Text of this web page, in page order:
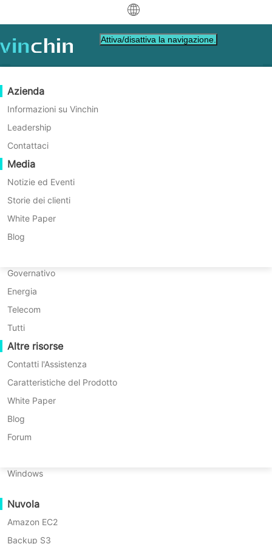
Download Supporto
中文
Protezione dei Dati
Backup & Recovery
Replicazione in tempo reale
Protezione Continua dei Dati
Copia fuori sede
Archiviazione
Orchestrazione dei Lavori
Mobilità dei Carichi di Lavoro
Migrazione V2V
Migrazione P2P
Migrazione C2C
Migrazione C2V
Migrazione P2C
Recoveribilità
Verifica del Recupero della VM
Verifica del Recupero del Sistema Operativo
Sicurezza dei Dati
Backup nel Cloud
Conformità GDPR
Virtuale
VMware
Hyper-V
Proxmox
XCP-ng
oVirt
H3C CAS/UIS
ZStack
Sangfor HCI
Huawei FusionCompute
Red Hat Virtualization
Oracle OLVM
XenServer/Citrix Hypervisor
KayGrid
InCloud Sphere
Arcfra
FusionOne Compute
NexaVM
Server fisico
Windows
Nuvola
Amazon EC2
Backup S3
Risorse di supporto
Base di conoscenza
Video su come fare
Centro di assistenza
Eventi in diretta
Webinars
Demo dal vivo
Storie dei clienti
Servizi IT
Governativo
Energia
Telecom
Tutti
Altre risorse
Contatti l'Assistenza
Caratteristiche del Prodotto
White Paper
Blog
Forum
Guida all'acquisto
Impara come acquistare
Politica di licenza
Domande frequenti
Contatto
Richiedi un preventivo
Diventa un Partner
Programma Partner
Diventa un Partner
Trova un partner
Trova un partner locale
Già un partner
Accesso Portale Partner
Azienda
Informazioni su Vinchin
Leadership
Contattaci
Media
Notizie ed Eventi
Storie dei clienti
White Paper
Blog
Attiva/disattiva la navigazione.
Richiedi una demo live con noi One-to-One
utilizzare?
sostituire quella attuale?
Nuovo nel backup di macchine virtuali, non sai da dove
cominciare?
Troppo occupato per provare il software da solo?
Non preoccuparti, lasciati sentire da
noi e ti forniremo una demo live su
richiesta!
Inizia il tuo nuovo viaggio di backup con Vinchin Backup &
Recovery!
dati con le nostre robuste tecnologie di backup e